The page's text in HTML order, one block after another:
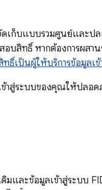
ดเก็บแบบรวมศูนย์และป
อบสิทธิ์ หากต้องการผสา
ธิ์เป็นผู้ให้บริการข้อมูลเ
ข้าสู่ระบบของคุณให้ปลอ
ละข้อมูลเข้าสู่ระบบ